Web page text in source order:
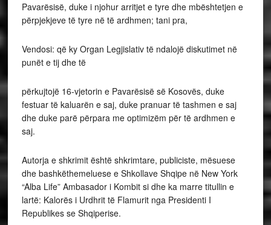
Pavarësisë, duke i njohur arritjet e tyre dhe mbështetjen e
përpjekjeve të tyre në të ardhmen; tani pra,
Vendosi: që ky Organ Legjislativ të ndalojë diskutimet në
punët e tij dhe të
përkujtojë 16-vjetorin e Pavarësisë së Kosovës, duke
festuar të kaluarën e saj, duke pranuar të tashmen e saj
dhe duke parë përpara me optimizëm për të ardhmen e
saj.
Autorja e shkrimit është shkrimtare, publiciste, mësuese
dhe bashkëthemeluese e Shkollave Shqipe në New York
“Alba Life” Ambasador i Kombit si dhe ka marre titullin e
lartë: Kalorës i Urdhrit të Flamurit nga Presidenti I
Republikes se Shqiperise.